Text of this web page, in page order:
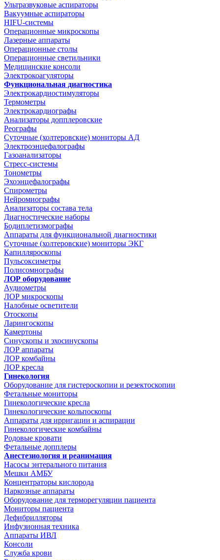
Ультразвуковые аспираторы
Вакуумные аспираторы
HIFU-системы
Операционные микроскопы
Лазерные аппараты
Операционные столы
Операционные светильники
Медицинские консоли
Электрокоагуляторы
Функциональная диагностика
Электрокардиостимуляторы
Термометры
Электрокардиографы
Анализаторы допплеровские
Реографы
Суточные (холтеровские) мониторы АД
Электроэнцефалографы
Газоанализаторы
Стресс-системы
Тонометры
Эхоэнцефалографы
Спирометры
Нейромиографы
Анализаторы состава тела
Диагностические наборы
Бодиплетизмографы
Аппараты для функциональной диагностики
Суточные (холтеровские) мониторы ЭКГ
Капилляроскопы
Пульсоксиметры
Полисомнографы
ЛОР оборудование
Аудиометры
ЛОР микроскопы
Налобные осветители
Отоскопы
Ларингоскопы
Камертоны
Синускопы и эхосинускопы
ЛОР аппараты
ЛОР комбайны
ЛОР кресла
Гинекология
Оборудование для гистероскопии и резектоскопии
Фетальные мониторы
Гинекологические кресла
Гинекологические кольпоскопы
Аппараты для ирригации и аспирации
Гинекологические комбайны
Родовые кровати
Фетальные допплеры
Анестезиология и реанимация
Насосы энтерального питания
Мешки АМБУ
Концентраторы кислорода
Наркозные аппараты
Оборудование для терморегуляции пациента
Мониторы пациента
Дефибрилляторы
Инфузионная техника
Аппараты ИВЛ
Консоли
Служба крови